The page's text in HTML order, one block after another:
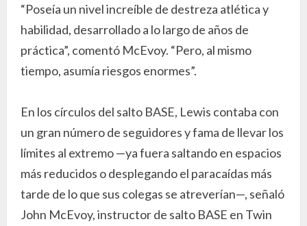
“Poseía un nivel increíble de destreza atlética y
habilidad, desarrollado a lo largo de años de
práctica”, comentó McEvoy. “Pero, al mismo
tiempo, asumía riesgos enormes”.
En los círculos del salto BASE, Lewis contaba con
un gran número de seguidores y fama de llevar los
límites al extremo —ya fuera saltando en espacios
más reducidos o desplegando el paracaídas más
tarde de lo que sus colegas se atreverían—, señaló
John McEvoy, instructor de salto BASE en Twin